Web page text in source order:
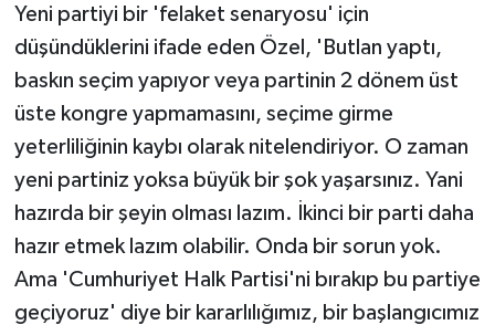
Yeni partiyi bir 'felaket senaryosu' için
düşündüklerini ifade eden Özel, 'Butlan yaptı,
baskın seçim yapıyor veya partinin 2 dönem üst
üste kongre yapmamasını, seçime girme
yeterliliğinin kaybı olarak nitelendiriyor. O zaman
yeni partiniz yoksa büyük bir şok yaşarsınız. Yani
hazırda bir şeyin olması lazım. İkinci bir parti daha
hazır etmek lazım olabilir. Onda bir sorun yok.
Ama 'Cumhuriyet Halk Partisi'ni bırakıp bu partiye
geçiyoruz' diye bir kararlılığımız, bir başlangıcımız